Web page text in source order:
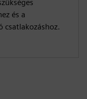
és a
csatlakozáshoz.